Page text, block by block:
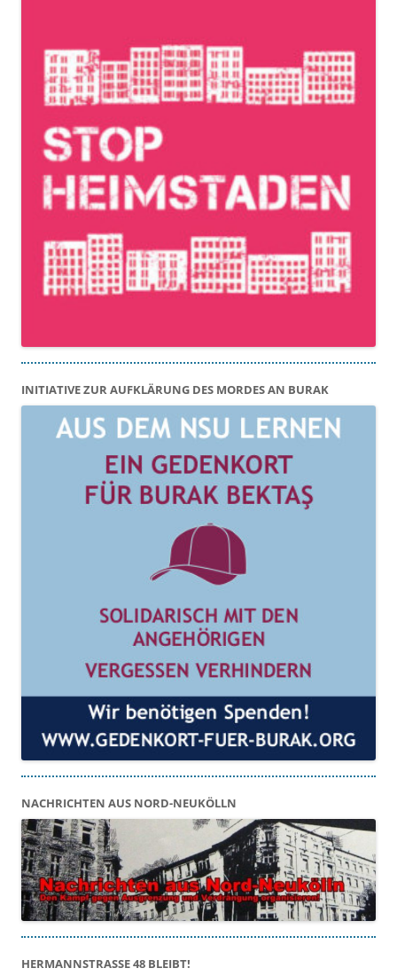
INITIATIVE ZUR AUFKLÄRUNG DES MORDES AN BURAK
NACHRICHTEN AUS NORD-NEUKÖLLN
HERMANNSTRASSE 48 BLEIBT!